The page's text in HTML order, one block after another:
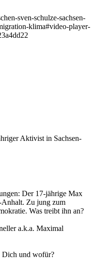
sven-schulze-sachsen-
klima#video-player-
Aktivist in Sachsen-
Der 17-jährige Max
Anhalt. Zu jung zum
Was treibt ihn an?
a.k.a. Maximal
Dich und wofür?